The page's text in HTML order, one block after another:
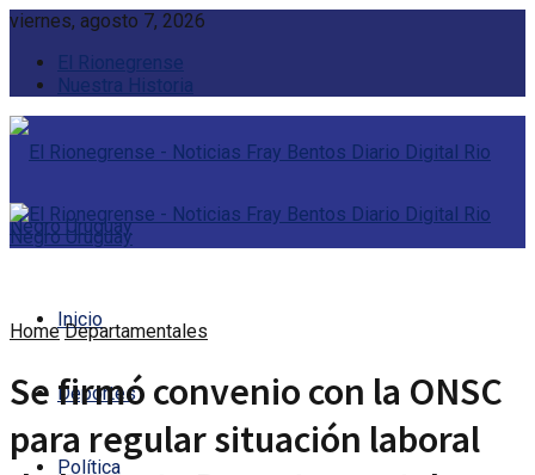
viernes, agosto 7, 2026
El Rionegrense
Nuestra Historia
Inicio
Deportes
Política
Home Departamentales
Se firmó convenio con la ONSC
para regular situación laboral